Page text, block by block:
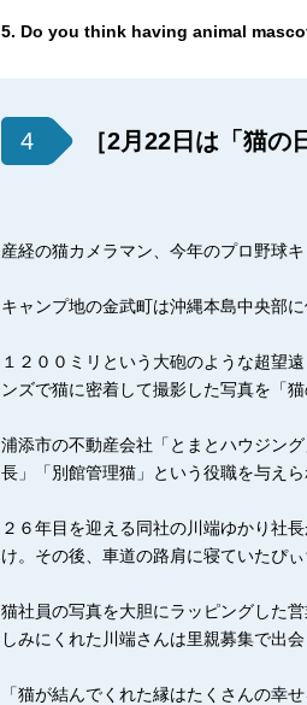
5. Do you think having animal
4 ［2月22日は「猫
産経の猫カメラマン、今年のプロ野球
キャンプ地の金武町は沖縄本島中央部
１２００ミリという大砲のような超望
ンズで猫に密着して撮影した写真を「
浦添市の不動産会社「とまとハウジン
長」「別館管理猫」という役職を与え
２６年目を迎える同社の川端ゆかり社
け。その後、車道の路肩に寝ていたぴぃ
猫社員の写真を大胆にラッピングした
しみにくれた川端さんは里親募集で出
「猫が結んでくれた縁はたくさんの幸